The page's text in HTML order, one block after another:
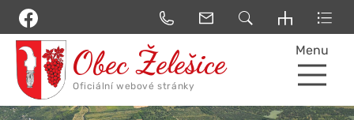
Menu